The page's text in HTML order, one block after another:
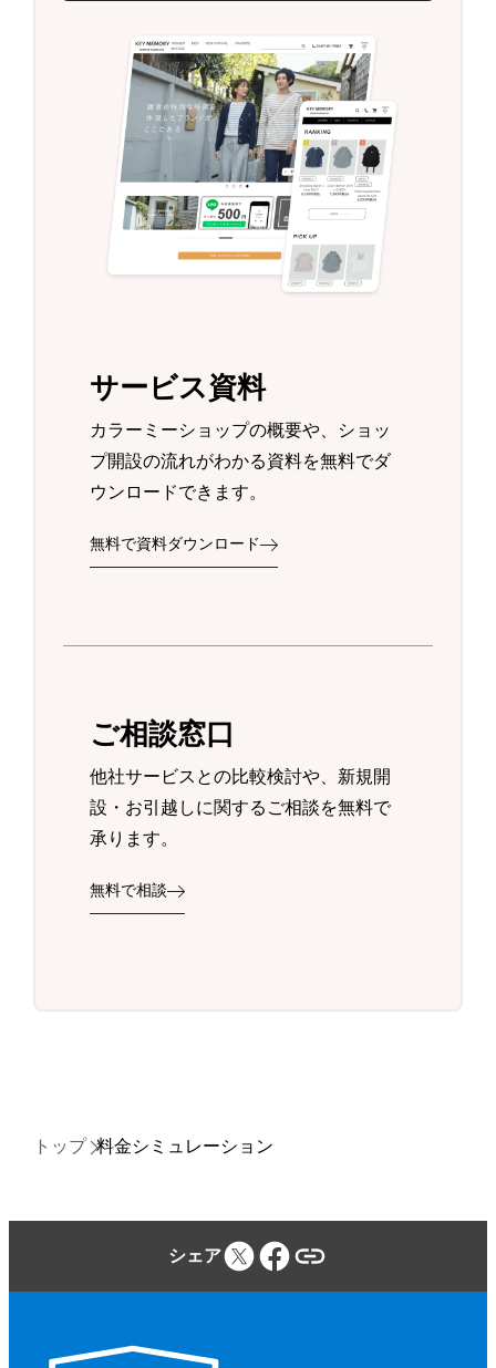
サービス資料
カラーミーショップの概要や、ショッ
プ開設の流れがわかる資料を無料でダ
ウンロードできます。
無料で資料ダウンロード
ご相談窓口
他社サービスとの比較検討や、新規開
設・お引越しに関するご相談を無料で
承ります。
無料で相談
トップ 料金シミュレーション
シェア